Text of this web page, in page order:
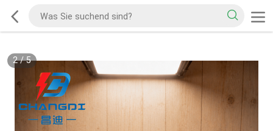
2/5